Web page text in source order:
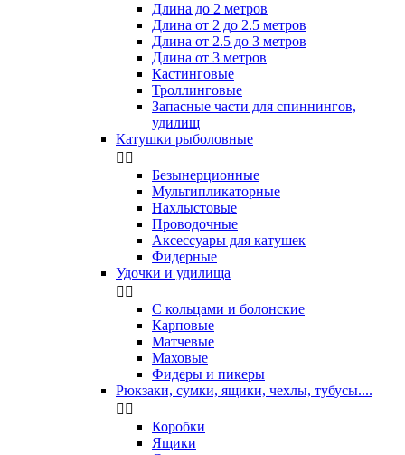
Длина до 2 метров
Длина от 2 до 2.5 метров
Длина от 2.5 до 3 метров
Длина от 3 метров
Кастинговые
Троллинговые
Запасные части для спиннингов,
удилищ
Катушки рыболовные
 
Безынерционные
Мультипликаторные
Нахлыстовые
Проводочные
Аксессуары для катушек
Фидерные
Удочки и удилища
 
С кольцами и болонские
Карповые
Матчевые
Маховые
Фидеры и пикеры
Рюкзаки, сумки, ящики, чехлы, тубусы....
 
Коробки
Ящики